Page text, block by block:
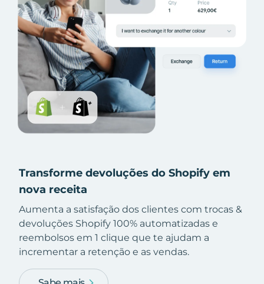
Transforme devoluções do Shopify em
nova receita
Aumenta a satisfação dos clientes com trocas &
devoluções Shopify 100% automatizadas e
reembolsos em 1 clique que te ajudam a
incrementar a retenção e as vendas.